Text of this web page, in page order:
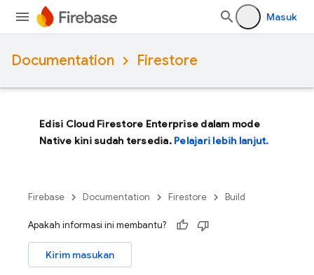
Masuk
Documentation Firestore
Edisi Cloud Firestore Enterprise dalam mode
Native kini sudah tersedia. Pelajari lebih lanjut.
Firebase Documentation Firestore Build
Apakah informasi ini membantu?
Kirim masukan